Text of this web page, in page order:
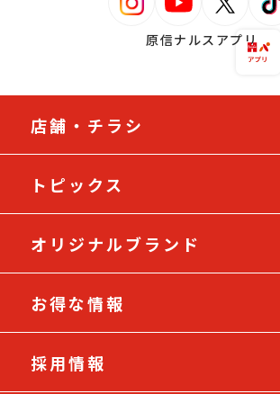
原信ナルスアプリ
店舗・チラシ
トピックス
オリジナルブランド
お得な情報
採用情報